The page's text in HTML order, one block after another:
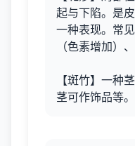
起与下陷。是
一种表现。常
（色素增加）
【斑竹】一种
茎可作饰品等